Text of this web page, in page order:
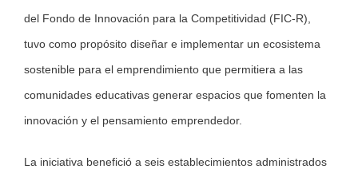
del Fondo de Innovación para la Competitividad (FIC-R),
tuvo como propósito diseñar e implementar un ecosistema
sostenible para el emprendimiento que permitiera a las
comunidades educativas generar espacios que fomenten la
innovación y el pensamiento emprendedor.
La iniciativa benefició a seis establecimientos administrados